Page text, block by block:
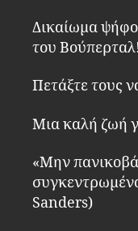
Δικαίωμα
του Βούπερταλ!
Πετάξτε τους
Μια καλή ζωή
«Μην
Sanders)